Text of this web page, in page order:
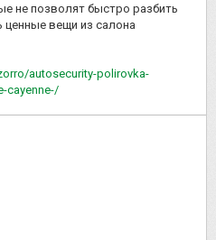
не позволят быстро разбить
ценные вещи из салона
autosecurity-polirovka-
cayenne-/